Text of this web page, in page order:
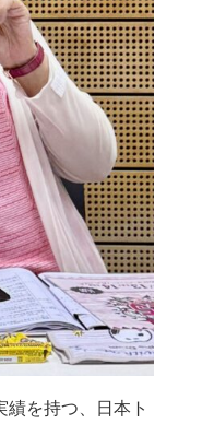
を持つ、日本ト